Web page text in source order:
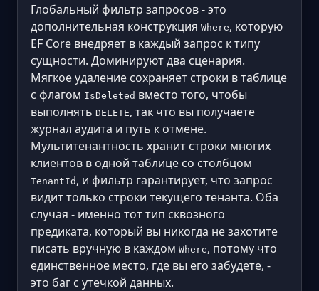
Глобальный фильтр запросов - это
дополнительная конструкция Where, которую
EF Core внедряет в каждый запрос к типу
сущности. Доминируют два сценария.
Мягкое удаление сохраняет строки в таблице
с флагом IsDeleted вместо того, чтобы
выполнять DELETE, так что вы получаете
журнал аудита и путь к отмене.
Мультитенантность хранит строки многих
клиентов в одной таблице со столбцом
TenantId , и фильтр гарантирует, что запрос
видит только строки текущего тенанта. Оба
случая - именно тот тип сквозного
предиката, который вы никогда не захотите
писать вручную в каждом Where, потому что
единственное место, где вы его забудете, -
это баг с утечкой данных.